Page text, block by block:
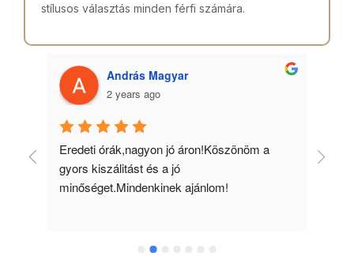
stílusos választás minden férfi számára.
András Magyar
2 years ago
Eredeti órák,nagyon jó áron!Köszönöm a
gyors kiszálitást és a jó
minőséget.Mindenkinek ajánlom!